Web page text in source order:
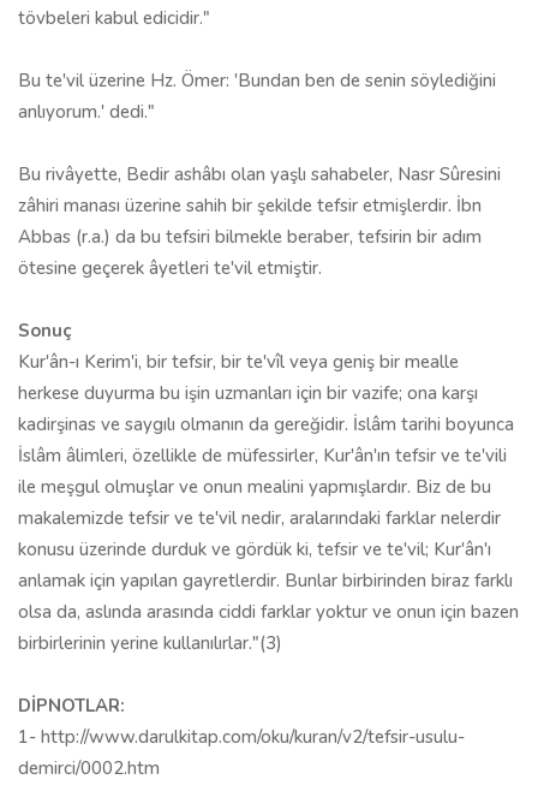
tövbeleri kabul edicidir."
Bu te'vil üzerine Hz. Ömer: 'Bundan ben de senin söylediğini
anlıyorum.' dedi."
Bu rivâyette, Bedir ashâbı olan yaşlı sahabeler, Nasr Sûresini
zâhiri manası üzerine sahih bir şekilde tefsir etmişlerdir. İbn
Abbas (r.a.) da bu tefsiri bilmekle beraber, tefsirin bir adım
ötesine geçerek âyetleri te'vil etmiştir.
Sonuç
Kur'ân-ı Kerim'i, bir tefsir, bir te'vîl veya geniş bir mealle
herkese duyurma bu işin uzmanları için bir vazife; ona karşı
kadirşinas ve saygılı olmanın da gereğidir. İslâm tarihi boyunca
İslâm âlimleri, özellikle de müfessirler, Kur'ân'ın tefsir ve te'vili
ile meşgul olmuşlar ve onun mealini yapmışlardır. Biz de bu
makalemizde tefsir ve te'vil nedir, aralarındaki farklar nelerdir
konusu üzerinde durduk ve gördük ki, tefsir ve te'vil; Kur'ân'ı
anlamak için yapılan gayretlerdir. Bunlar birbirinden biraz farklı
olsa da, aslında arasında ciddi farklar yoktur ve onun için bazen
birbirlerinin yerine kullanılırlar."(3)
DİPNOTLAR:
1- http://www.darulkitap.com/oku/kuran/v2/tefsir-usulu-
demirci/0002.htm